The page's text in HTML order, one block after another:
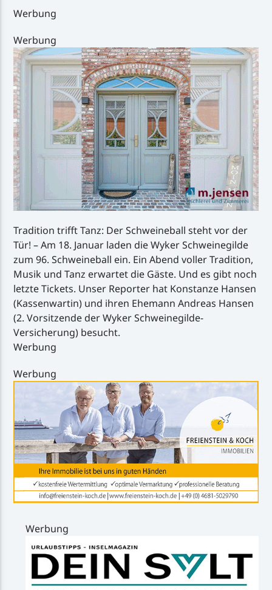
Handystream
Werbung
Werbung
Tradition trifft Tanz: Der Schweineball steht vor der
Tür! – Am 18. Januar laden die Wyker Schweinegilde
zum 96. Schweineball ein. Ein Abend voller Tradition,
Musik und Tanz erwartet die Gäste. Und es gibt noch
letzte Tickets. Unser Reporter hat Konstanze Hansen
(Kassenwartin) und ihren Ehemann Andreas Hansen
(2. Vorsitzende der Wyker Schweinegilde-
Versicherung) besucht.
Werbung
Werbung
Werbung